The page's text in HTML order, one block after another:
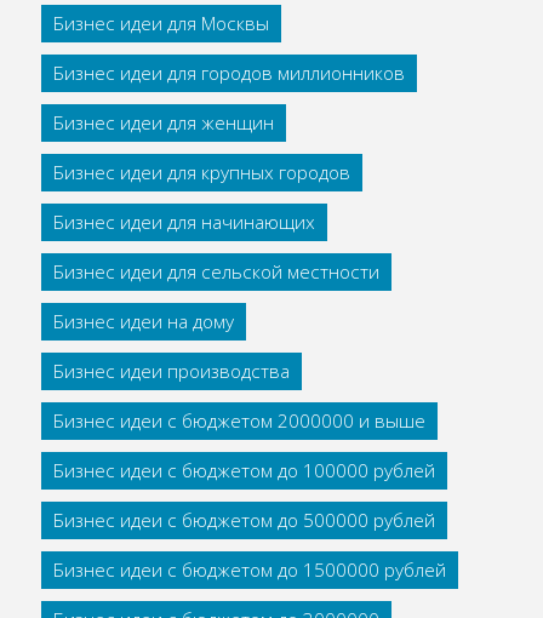
Бизнес идеи для Москвы
Бизнес идеи для городов миллионников
Бизнес идеи для женщин
Бизнес идеи для крупных городов
Бизнес идеи для начинающих
Бизнес идеи для сельской местности
Бизнес идеи на дому
Бизнес идеи производства
Бизнес идеи с бюджетом 2000000 и выше
Бизнес идеи с бюджетом до 100000 рублей
Бизнес идеи с бюджетом до 500000 рублей
Бизнес идеи с бюджетом до 1500000 рублей